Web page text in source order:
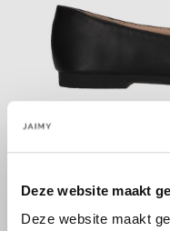
Deze website maakt
Deze website maakt